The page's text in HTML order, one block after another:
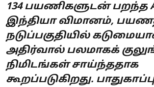
134 பயணிகளுடன் பறந்த
இந்தியா விமானம்,
நடுப்பகுதியில்
அதிர்வால் பலமாகக்
நிமிடங்கள் சாய்ந்ததாக
கூறப்படுகிறது.